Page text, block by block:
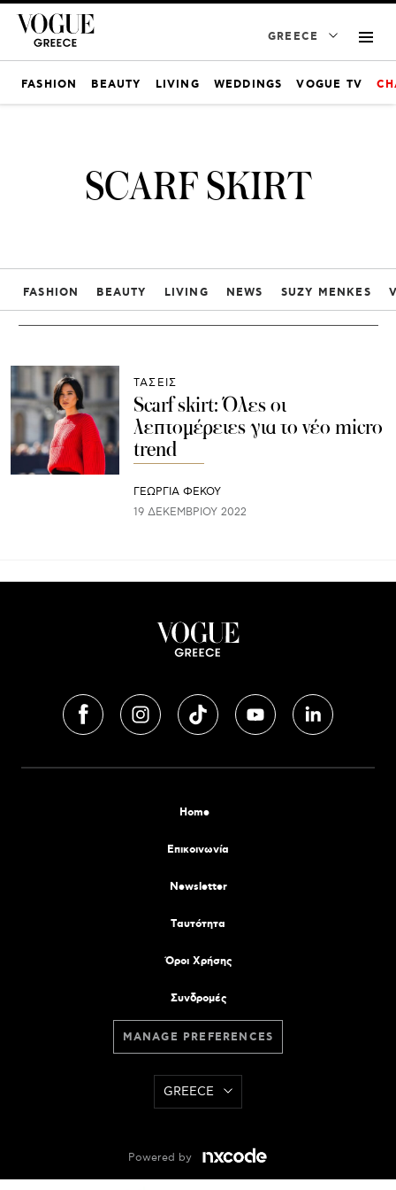
GREECE
FASHION BEAUTY LIVING WEDDINGS VOGUE TV
SCARF SKIRT
FASHION BEAUTY LIVING NEWS SUZY MENKES
ΤΑΣΕΙΣ
Scarf skirt: Όλες οι
λεπτομέρειες για το νέο micro
trend
ΓΕΩΡΓΙΑ ΦΕΚΟΥ
19 ΔΕΚΕΜΒΡΊΟΥ 2022
Home
Επικοινωνία
Newsletter
Tαυτότητα
Όροι Χρήσης
Συνδρομές
MANAGE PREFERENCES
GREECE
Powered by